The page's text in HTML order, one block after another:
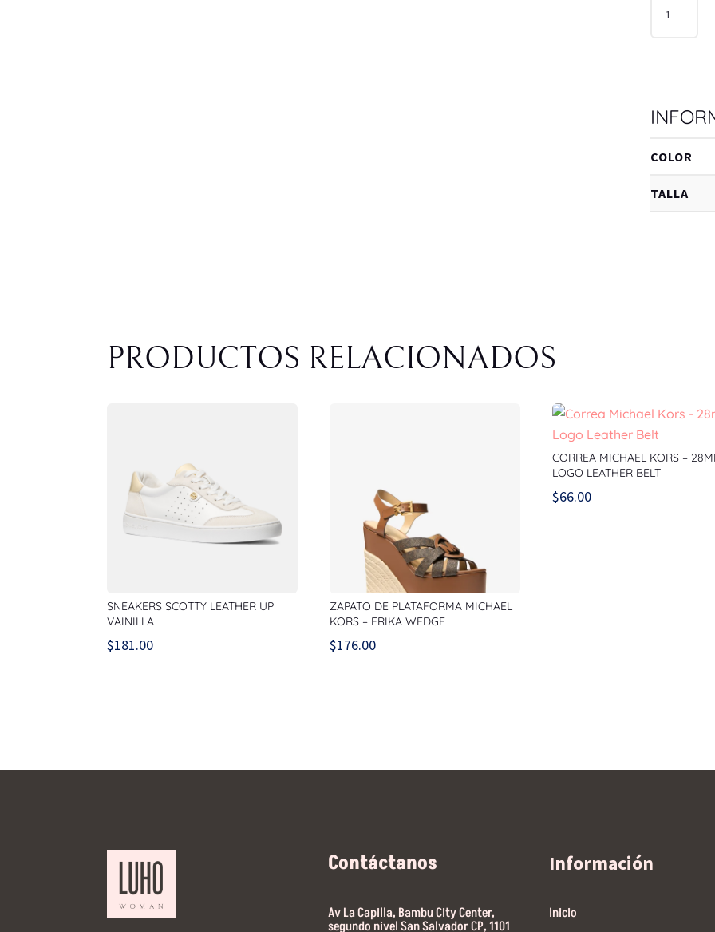
SMOCKED
COLOR
TALLA
PRODUCTOS RELACIONADOS
SNEAKERS SCOTTY LEATHER UP
VAINILLA
$181.00
ZAPATO DE PLATAFORMA MICHAEL
KORS – ERIKA WEDGE
$176.00
CORREA MICHAEL KORS –
LOGO LEATHER BELT
$66.00
Contáctanos
Av La Capilla, Bambu City Center,
segundo nivel San Salvador CP, 1101
Información
Inicio